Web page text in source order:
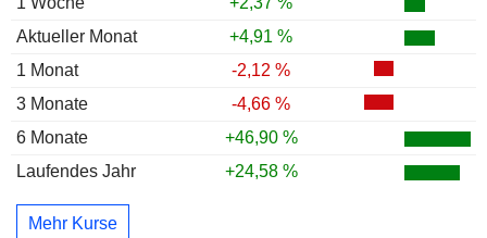
Aktueller Monat
+4,91 %
1 Monat
-2,12 %
3 Monate
-4,66 %
6 Monate
+46,90 %
Laufendes Jahr
+24,58 %
Mehr Kurse